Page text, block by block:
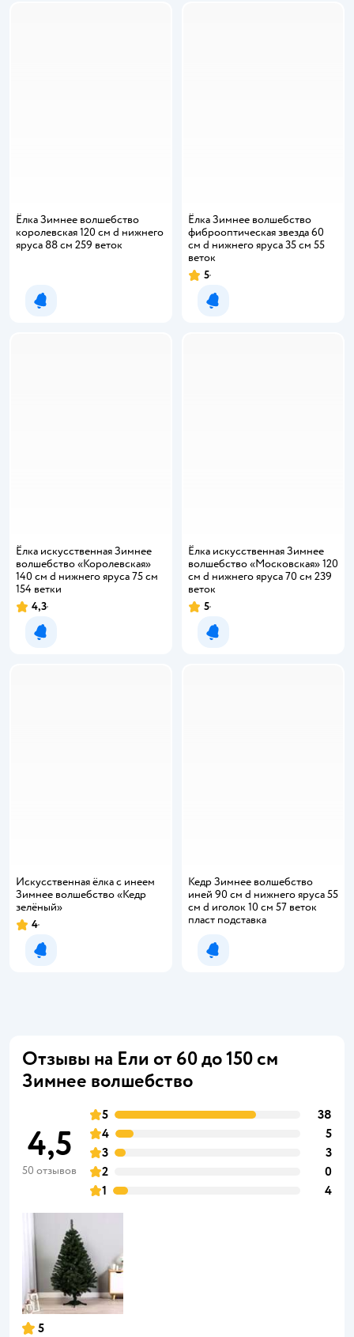
Ёлка Зимнее волшебство
королевская 120 см d нижнего
яруса 88 см 259 веток
Уведомить о появлении
Ёлка Зимнее волшебство
фиброоптическая звезда 60
см d нижнего яруса 35 см 55
веток
Рейтинг:
5
Уведомить о появлении
Ёлка искусственная Зимнее
волшебство «Королевская»
140 см d нижнего яруса 75 см
154 ветки
Рейтинг:
4,3
Уведомить о появлении
Ёлка искусственная Зимнее
волшебство «Московская» 120
см d нижнего яруса 70 см 239
веток
Рейтинг:
5
Уведомить о появлении
Искусственная ёлка с инеем
Зимнее волшебство «Кедр
зелёный»
Рейтинг:
4
Уведомить о появлении
Кедр Зимнее волшебство
иней 90 см d нижнего яруса 55
см d иголок 10 см 57 веток
пласт подставка
Уведомить о появлении
Отзывы на Ели от 60 до 150 см
Зимнее волшебство
4,5
50 отзывов
5
38
4
5
3
3
2
0
1
4
5